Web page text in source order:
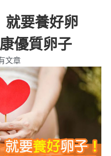
就要養好卵
優質卵子
文章